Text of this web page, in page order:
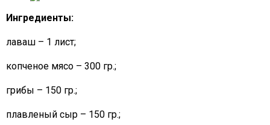
Ингредиенты:
лаваш – 1 лист;
копченое мясо – 300 гр.;
грибы – 150 гр.;
плавленый сыр – 150 гр.;